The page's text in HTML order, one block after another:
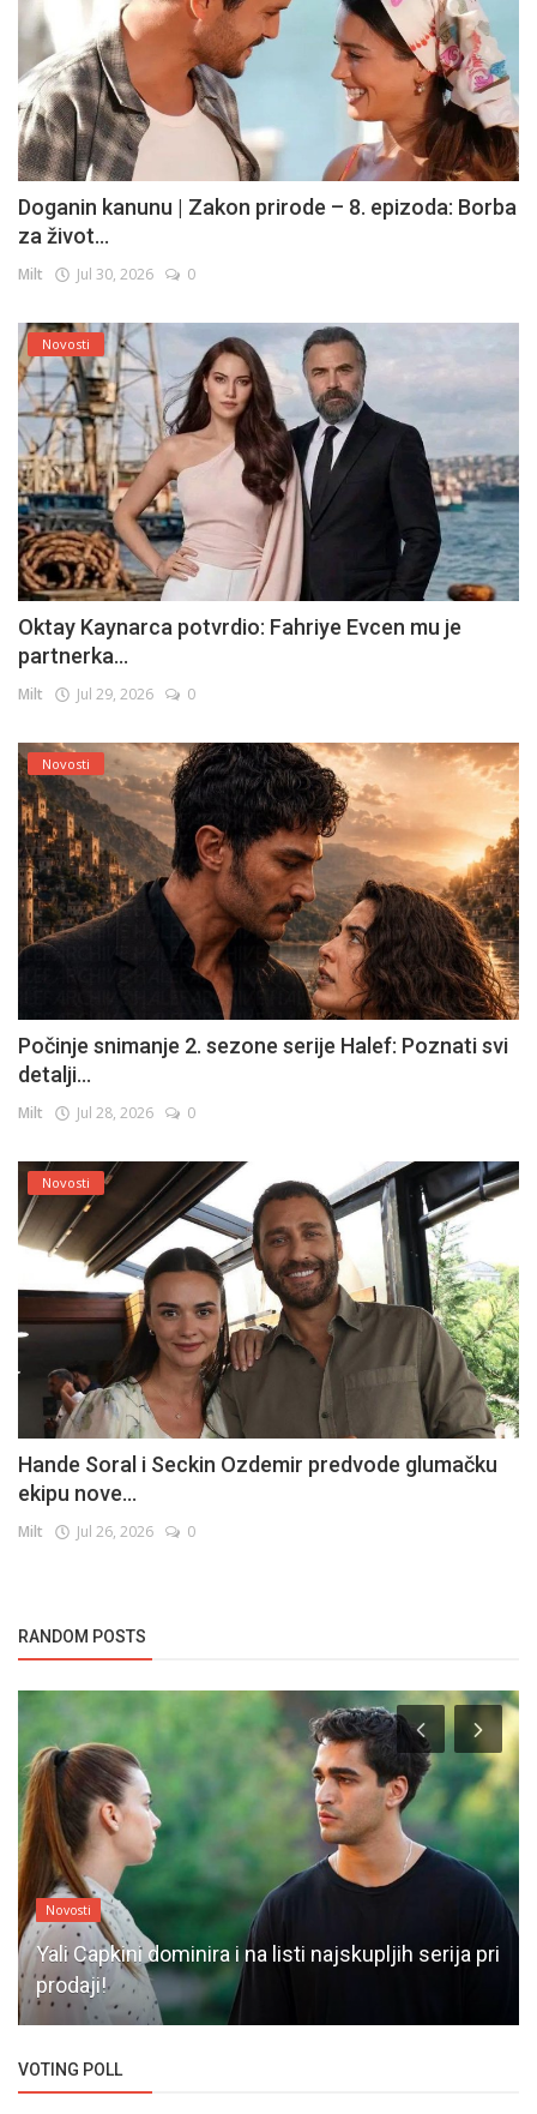
Doganin kanunu | Zakon prirode – 8. epizoda: Borba
za život...
Milt Jul 30, 2026 0
Novosti
Oktay Kaynarca potvrdio: Fahriye Evcen mu je
partnerka...
Milt Jul 29, 2026 0
Novosti
Počinje snimanje 2. sezone serije Halef: Poznati svi
detalji...
Milt Jul 28, 2026 0
Novosti
Hande Soral i Seckin Ozdemir predvode glumačku
ekipu nove...
Milt Jul 26, 2026 0
RANDOM POSTS
Novosti
Yali Capkini dominira i na listi najskupljih serija pri
prodaji!
VOTING POLL